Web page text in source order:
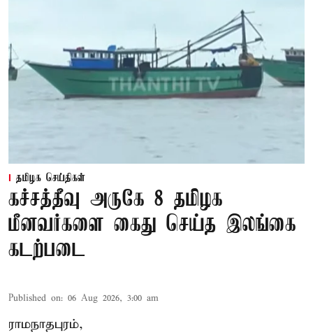
தமிழக செய்திகள்
கச்சத்தீவு அருகே 8 தமிழக
மீனவர்களை கைது செய்த இலங்கை
கடற்படை
Published on: 06 Aug 2026, 3:00 am
ராமநாதபுரம்,